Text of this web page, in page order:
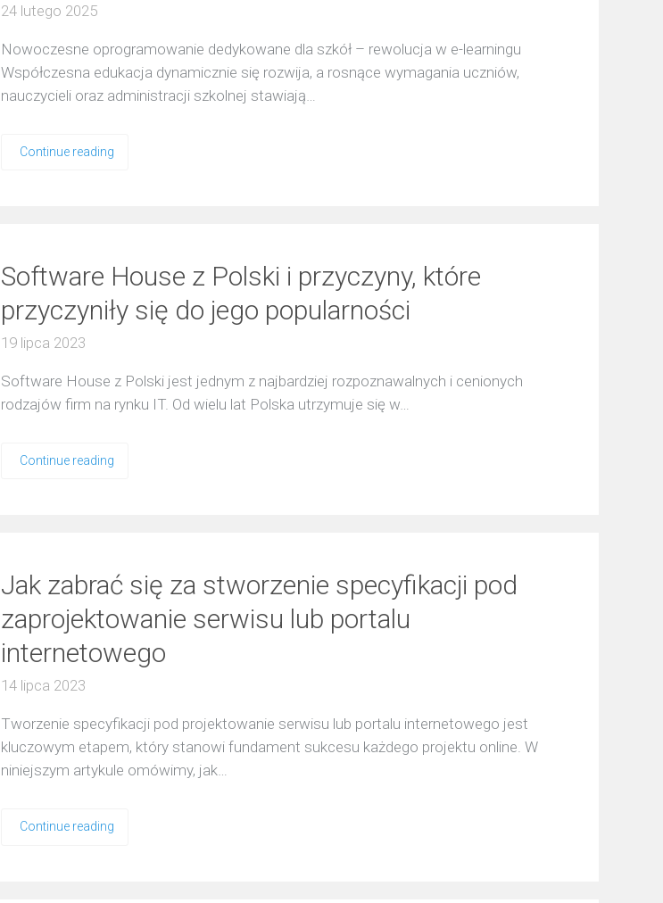
24 lutego 2025
Nowoczesne oprogramowanie dedykowane dla szkół – rewolucja w e-learningu
Współczesna edukacja dynamicznie się rozwija, a rosnące wymagania uczniów,
nauczycieli oraz administracji szkolnej stawiają…
Continue reading
Software House z Polski i przyczyny, które
przyczyniły się do jego popularności
19 lipca 2023
Software House z Polski jest jednym z najbardziej rozpoznawalnych i cenionych
rodzajów firm na rynku IT. Od wielu lat Polska utrzymuje się w…
Continue reading
Jak zabrać się za stworzenie specyfikacji pod
zaprojektowanie serwisu lub portalu
internetowego
14 lipca 2023
Tworzenie specyfikacji pod projektowanie serwisu lub portalu internetowego jest
kluczowym etapem, który stanowi fundament sukcesu każdego projektu online. W
niniejszym artykule omówimy, jak…
Continue reading